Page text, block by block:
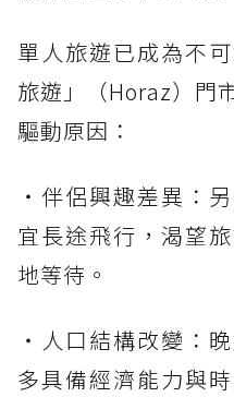
單人旅遊已成為不
旅遊」（Horaz）門
驅動原因：
・伴侶興趣差異：
宜長途飛行，渴望
地等待。
・人口結構改變：
多具備經濟能力與